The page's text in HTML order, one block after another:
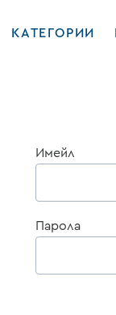
КАТЕГОРИИ
Имейл
Парола